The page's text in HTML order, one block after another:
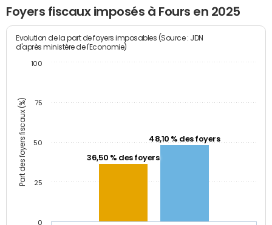
Foyers fiscaux imposés à Fours en 2025
Part des foyers fiscaux (%)
Evolution de la part de foyers imposables (Source : JDN
d'après ministère de l'Economie)
36,50 % des foyers
48,10 % des foyers
0
25
50
75
100